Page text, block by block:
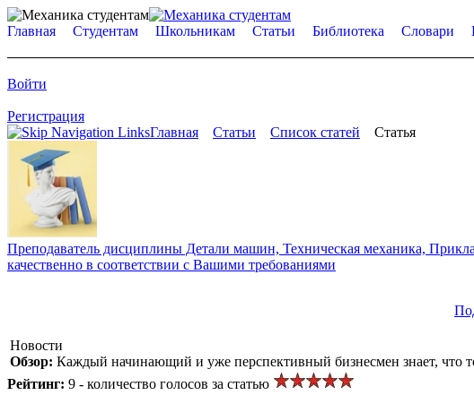
Главная Студентам Школьникам Статьи Библиотека Словари
Войти
Регистрация
Главная
Статьи Список статей Статья
Преподаватель дисциплины Детали машин, Техническая механика,
качественно в соответствии с Вашими требованиями
Новости
Обзор: Каждый начинающий и уже перспективный бизнесмен знает, что
Рейтинг: 9 - количество голосов за статью